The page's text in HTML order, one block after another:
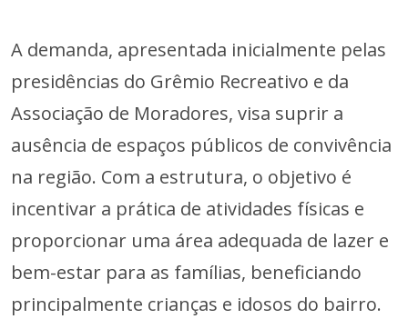
A demanda, apresentada inicialmente pelas
presidências do Grêmio Recreativo e da
Associação de Moradores, visa suprir a
ausência de espaços públicos de convivência
na região. Com a estrutura, o objetivo é
incentivar a prática de atividades físicas e
proporcionar uma área adequada de lazer e
bem-estar para as famílias, beneficiando
principalmente crianças e idosos do bairro.